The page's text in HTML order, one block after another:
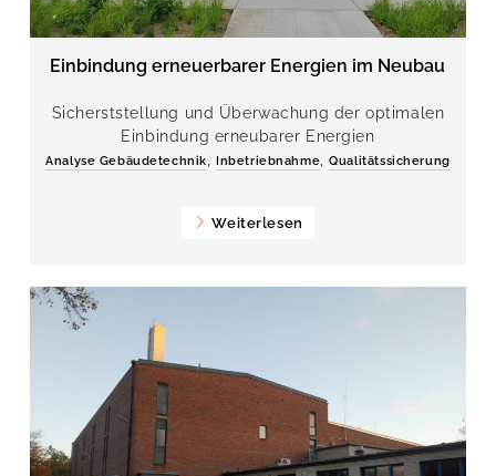
Einbindung erneuerbarer Energien im Neubau
Sicherststellung und Überwachung der optimalen
Einbindung erneubarer Energien
Analyse Gebäudetechnik ,Inbetriebnahme ,Qualitätssicherung
Weiterlesen